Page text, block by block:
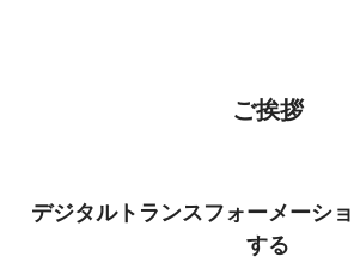
ご挨拶
デジタルトランスフォーメーシ
する